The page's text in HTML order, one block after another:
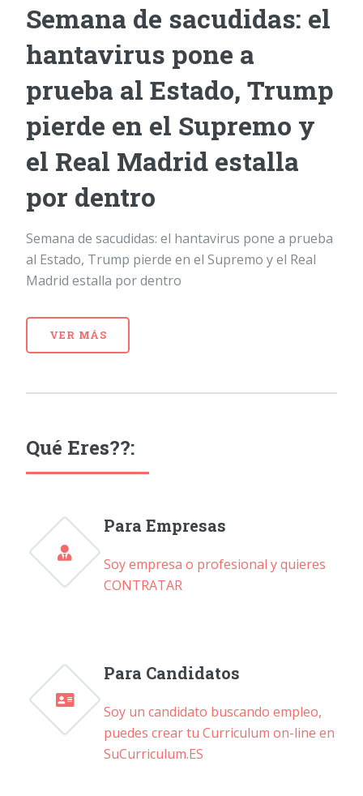
Semana de sacudidas: el
hantavirus pone a
prueba al Estado, Trump
pierde en el Supremo y
el Real Madrid estalla
por dentro
Semana de sacudidas: el hantavirus pone a prueba
al Estado, Trump pierde en el Supremo y el Real
Madrid estalla por dentro
VER MÁS
Qué Eres??:
Para Empresas
Soy empresa o profesional y quieres
CONTRATAR
Para Candidatos
Soy un candidato buscando empleo,
puedes crear tu Curriculum on-line en
SuCurriculum.ES